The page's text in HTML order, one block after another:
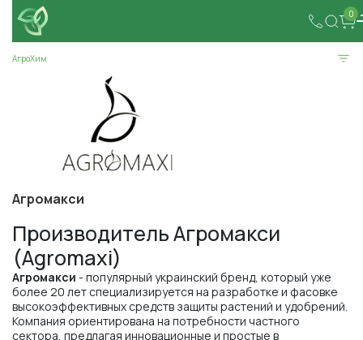
0
АгроХим
Агромакси
Производитель Агромакси
(Agromaxi)
Агромакси - популярный украинский бренд, который уже
более 20 лет специализируется на разработке и фасовке
высокоэффективных средств защиты растений и удобрений.
Компания ориентирована на потребности частного
сектора, предлагая инновационные и простые в